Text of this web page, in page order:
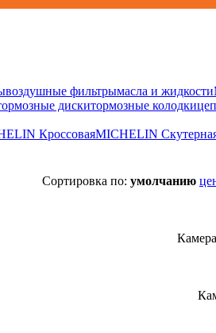
воздушные фильтрымасла и жидкости
дискитормозные колодки
КроссоваяMICHELIN
Сортировка по: умолчанию